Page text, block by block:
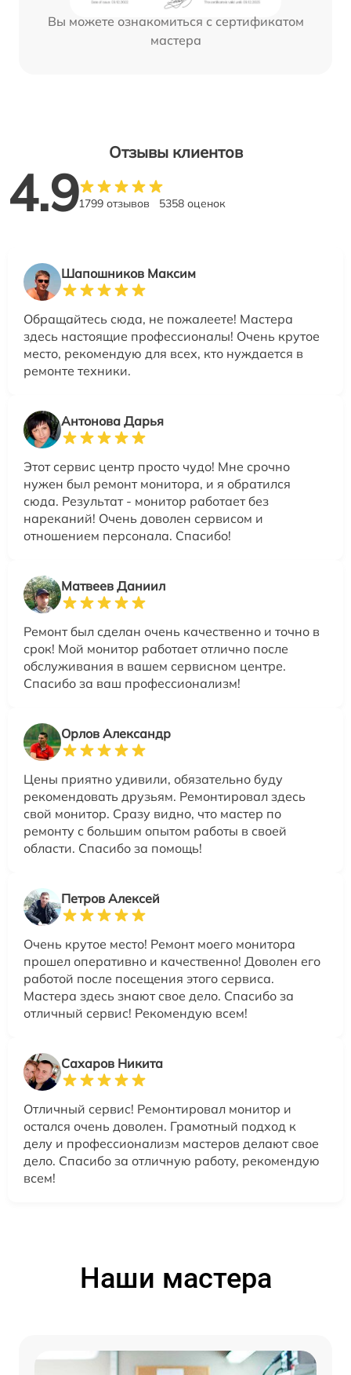
Вы можете ознакомиться с сертификатом
мастера
Отзывы клиентов
4.91799 отзывов 5358 оценок
Шапошников Максим
Обращайтесь сюда, не пожалеете! Мастера
здесь настоящие профессионалы! Очень крутое
место, рекомендую для всех, кто нуждается в
ремонте техники.
Антонова Дарья
Этот сервис центр просто чудо! Мне срочно
нужен был ремонт монитора, и я обратился
сюда. Результат - монитор работает без
нареканий! Очень доволен сервисом и
отношением персонала. Спасибо!
Матвеев Даниил
Ремонт был сделан очень качественно и точно в
срок! Мой монитор работает отлично после
обслуживания в вашем сервисном центре.
Спасибо за ваш профессионализм!
Орлов Александр
Цены приятно удивили, обязательно буду
рекомендовать друзьям. Ремонтировал здесь
свой монитор. Сразу видно, что мастер по
ремонту с большим опытом работы в своей
области. Спасибо за помощь!
Петров Алексей
Очень крутое место! Ремонт моего монитора
прошел оперативно и качественно! Доволен его
работой после посещения этого сервиса.
Мастера здесь знают свое дело. Спасибо за
отличный сервис! Рекомендую всем!
Сахаров Никита
Отличный сервис! Ремонтировал монитор и
остался очень доволен. Грамотный подход к
делу и профессионализм мастеров делают свое
дело. Спасибо за отличную работу, рекомендую
всем!
Наши мастера